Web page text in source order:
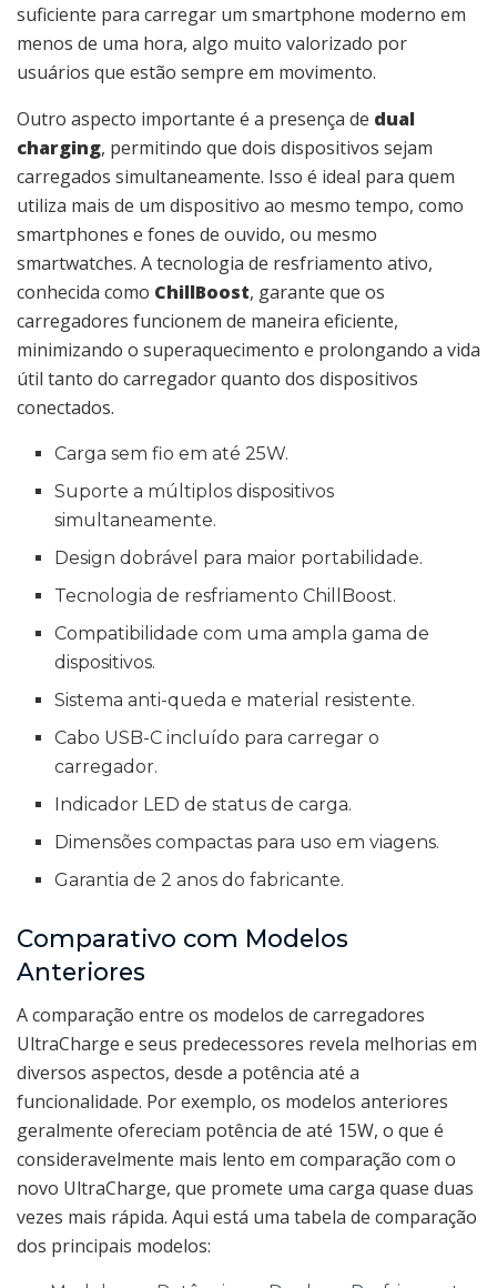
suficiente para carregar um smartphone moderno em
menos de uma hora, algo muito valorizado por
usuários que estão sempre em movimento.
Outro aspecto importante é a presença de dual
charging, permitindo que dois dispositivos sejam
carregados simultaneamente. Isso é ideal para quem
utiliza mais de um dispositivo ao mesmo tempo, como
smartphones e fones de ouvido, ou mesmo
smartwatches. A tecnologia de resfriamento ativo,
conhecida como ChillBoost, garante que os
carregadores funcionem de maneira eficiente,
minimizando o superaquecimento e prolongando a vida
útil tanto do carregador quanto dos dispositivos
conectados.
Carga sem fio em até 25W.
Suporte a múltiplos dispositivos
simultaneamente.
Design dobrável para maior portabilidade.
Tecnologia de resfriamento ChillBoost.
Compatibilidade com uma ampla gama de
dispositivos.
Sistema anti-queda e material resistente.
Cabo USB-C incluído para carregar o
carregador.
Indicador LED de status de carga.
Dimensões compactas para uso em viagens.
Garantia de 2 anos do fabricante.
Comparativo com Modelos
Anteriores
A comparação entre os modelos de carregadores
UltraCharge e seus predecessores revela melhorias em
diversos aspectos, desde a potência até a
funcionalidade. Por exemplo, os modelos anteriores
geralmente ofereciam potência de até 15W, o que é
consideravelmente mais lento em comparação com o
novo UltraCharge, que promete uma carga quase duas
vezes mais rápida. Aqui está uma tabela de comparação
dos principais modelos: